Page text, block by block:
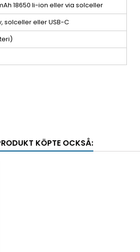
18650 li-ion eller via solceller
solceller eller USB-C
KÖPTE OCKSÅ: